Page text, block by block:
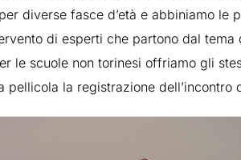
diverse fasce d’età e abbiniamo le
di esperti che partono dal
le scuole non torinesi offriamo gli
pellicola la registrazione dell’incontro